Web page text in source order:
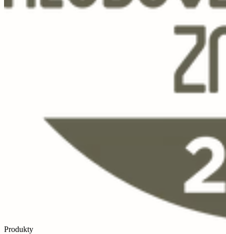
Produkty